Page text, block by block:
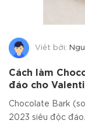
Viết bởi:
Cách làm
đáo cho
Chocolate Bark
2023 siêu độc